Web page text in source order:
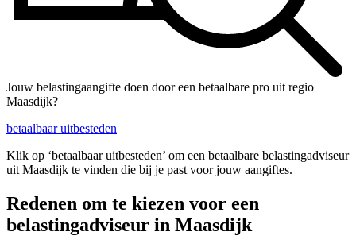
Jouw belastingaangifte doen door een betaalbare pro uit regio
Maasdijk?
betaalbaar uitbesteden
Klik op ‘betaalbaar uitbesteden’ om een betaalbare belastingadviseur
uit Maasdijk te vinden die bij je past voor jouw aangiftes.
Redenen om te kiezen voor een
belastingadviseur in Maasdijk